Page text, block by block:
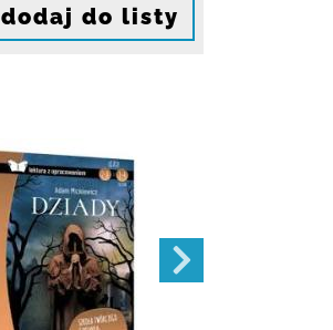
dodaj do listy